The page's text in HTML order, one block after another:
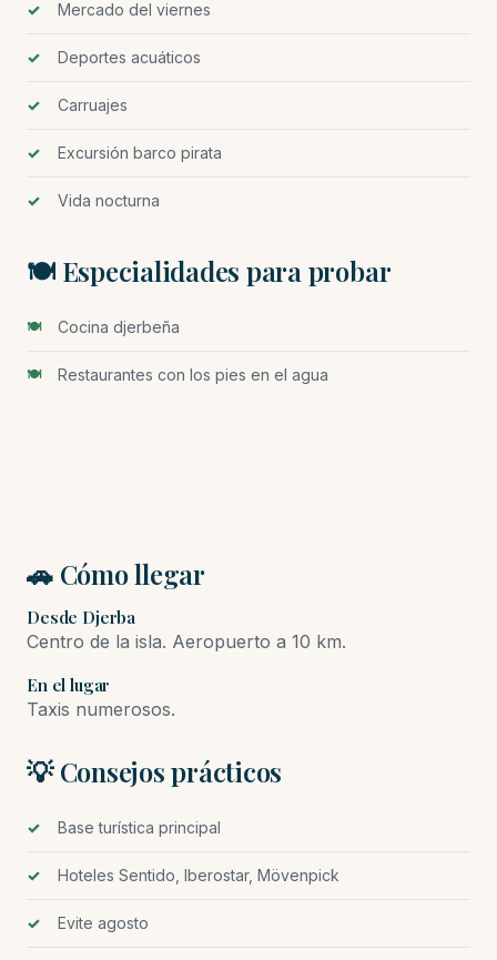
Mercado del viernes
Deportes acuáticos
Carruajes
Excursión barco pirata
Vida nocturna
🍽️ Especialidades para probar
Cocina djerbeña
Restaurantes con los pies en el agua
🚗 Cómo llegar
Desde Djerba
Centro de la isla. Aeropuerto a 10 km.
En el lugar
Taxis numerosos.
💡 Consejos prácticos
Base turística principal
Hoteles Sentido, Iberostar, Mövenpick
Evite agosto